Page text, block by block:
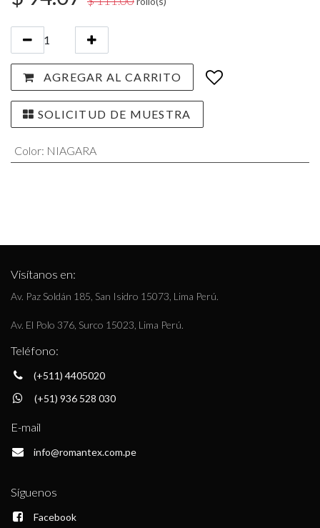
AGREGAR AL CARRITO
SOLICITUD DE MUESTRA
Color: NIAGARA
Visítanos en:
Av. Paz Soldán 185, San Isidro 15073, Lima Perú.
Av. El Polo 376, Surco 15023, Lima Perú.
Teléfono:
(+511) 4405020
(+51) 936 528 030
E-mail
info@romantex.com.pe
Síguenos
Facebook